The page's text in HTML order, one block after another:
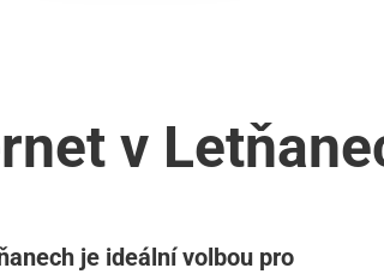
v
je ideální volbou pro